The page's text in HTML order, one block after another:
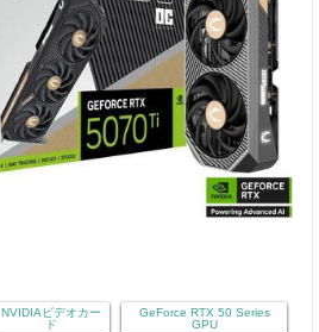
NVIDIAビデオカー
ド
GeForce RTX 50 Series
GPU